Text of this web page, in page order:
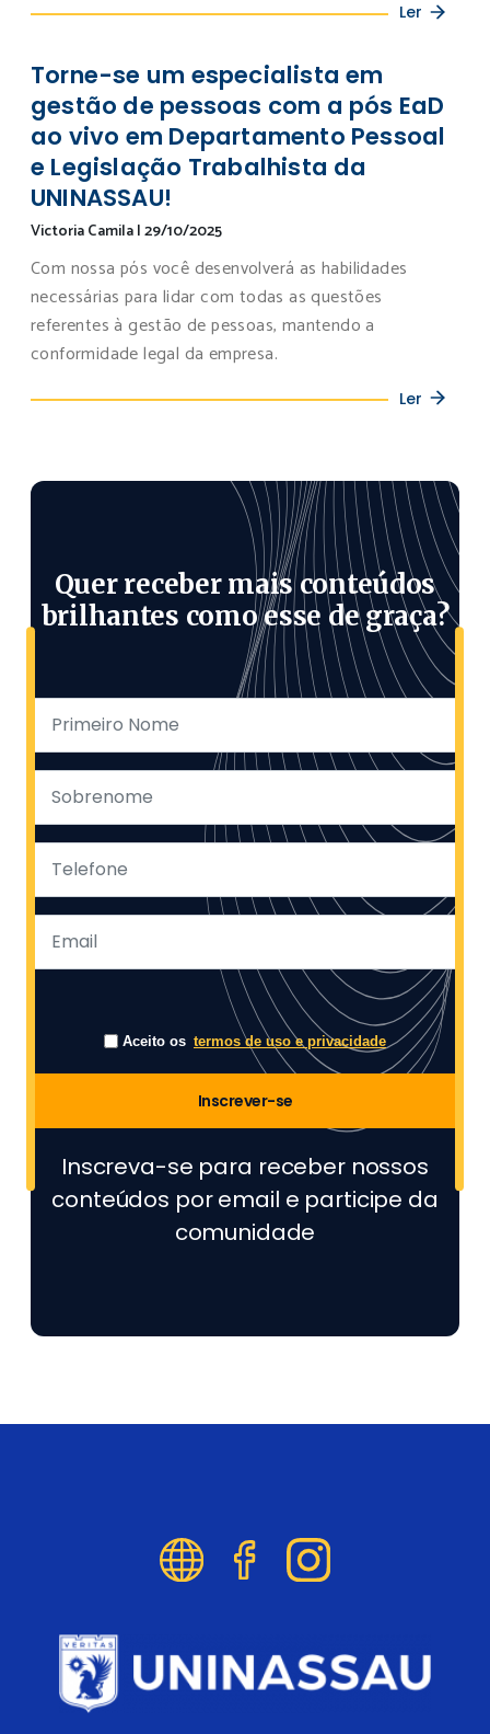
Ler
Torne-se um especialista em
gestão de pessoas com a pós EaD
ao vivo em Departamento Pessoal
e Legislação Trabalhista da
UNINASSAU!
Victoria Camila|29/10/2025
Com nossa pós você desenvolverá as habilidades
necessárias para lidar com todas as questões
referentes à gestão de pessoas, mantendo a
conformidade legal da empresa.
Ler
Quer receber mais conteúdos
brilhantes como esse de graça?
Aceito os termos de uso e privacidade
Inscrever-se
Inscreva-se para receber nossos
conteúdos por email e participe da
comunidade